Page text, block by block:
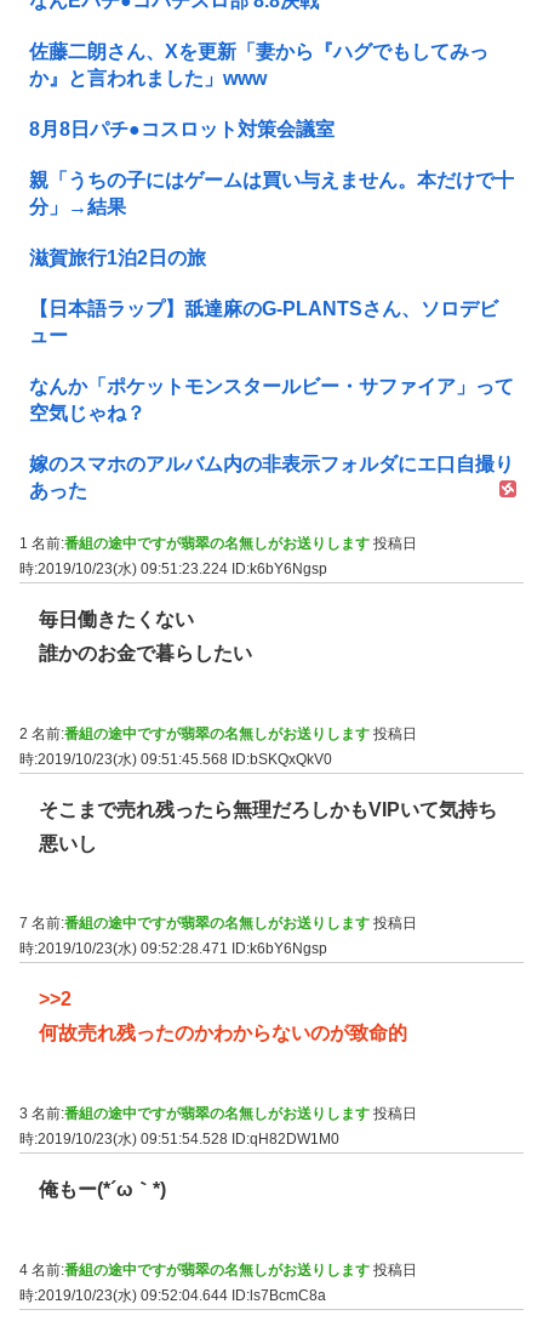
佐藤二朗さん、Xを更新「妻から『ハグでもしてみっ
か』と言われました」www
8月8日パチ●コスロット対策会議室
親「うちの子にはゲームは買い与えません。本だけで十
分」→結果
滋賀旅行1泊2日の旅
【日本語ラップ】舐達麻のG-PLANTSさん、ソロデビ
ュー
なんか「ポケットモンスタールビー・サファイア」って
空気じゃね？
嫁のスマホのアルバム内の非表示フォルダにエ口自撮り
あった
1 名前:番組の途中ですが翡翠の名無しがお送りします 投稿日
時:2019/10/23(水) 09:51:23.224 ID:k6bY6Ngsp
毎日働きたくない
誰かのお金で暮らしたい
2 名前:番組の途中ですが翡翠の名無しがお送りします 投稿日
時:2019/10/23(水) 09:51:45.568 ID:bSKQxQkV0
そこまで売れ残ったら無理だろしかもVIPいて気持ち
悪いし
7 名前:番組の途中ですが翡翠の名無しがお送りします 投稿日
時:2019/10/23(水) 09:52:28.471
ID:k6bY6Ngsp
>>2
何故売れ残ったのかわからないのが致命的
3 名前:番組の途中ですが翡翠の名無しがお送りします 投稿日
時:2019/10/23(水) 09:51:54.528 ID:qH82DW1M0
俺もー(*´ω｀*)
4 名前:番組の途中ですが翡翠の名無しがお送りします 投稿日
時:2019/10/23(水) 09:52:04.644 ID:ls7BcmC8a